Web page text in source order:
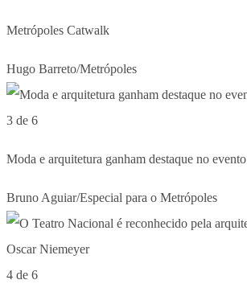
Metrópoles Catwalk
Hugo Barreto/Metrópoles
3 de 6
Moda e arquitetura ganham destaque no evento
Bruno Aguiar/Especial para o Metrópoles
4 de 6